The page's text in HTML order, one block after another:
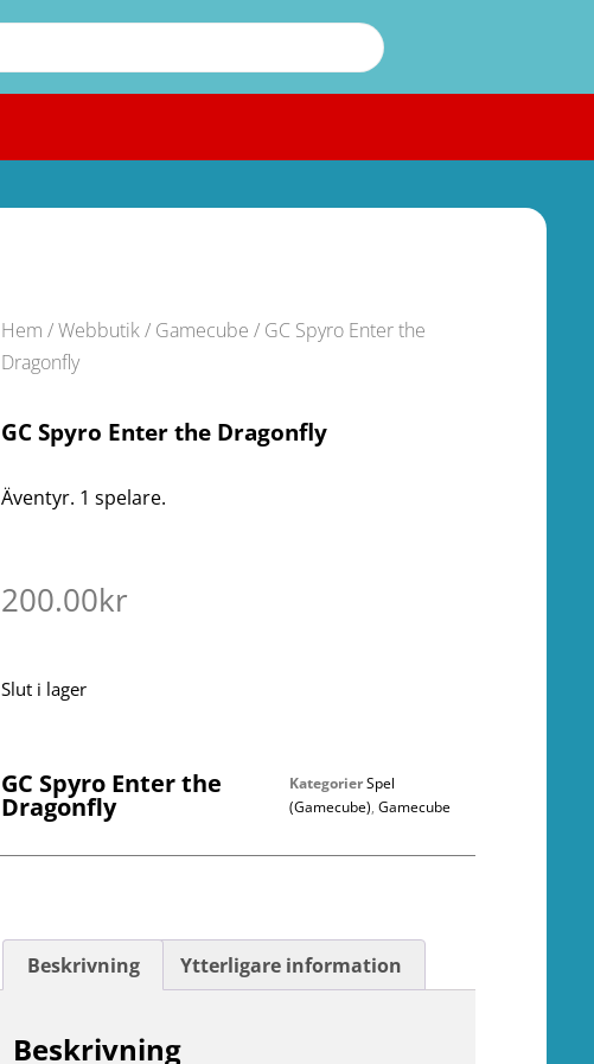
Hem /Webbutik/ Gamecube / GC Spyro Enter the
Dragonfly
GC Spyro Enter the Dragonfly
Äventyr. 1 spelare.
200.00kr
Slut i lager
GC Spyro Enter the
Dragonfly
KategorierSpel
(Gamecube),Gamecube
Beskrivning Ytterligare information
Beskrivning